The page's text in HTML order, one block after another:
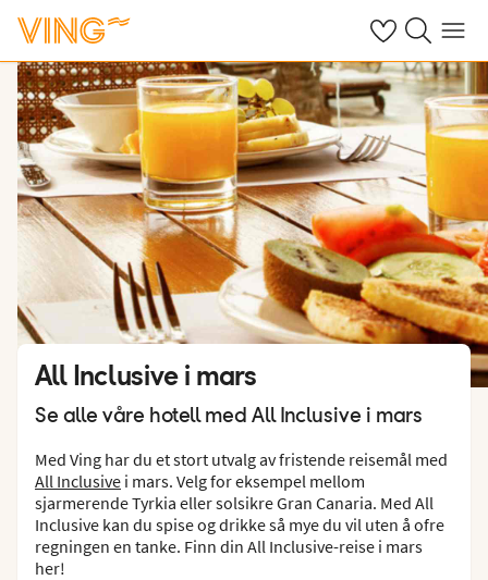
Se dine sparte
Søk påMeny
All Inclusive i mars
Se alle våre hotell med All Inclusive i mars
Med Ving har du et stort utvalg av fristende reisemål med
All Inclusive i mars. Velg for eksempel mellom
sjarmerende Tyrkia eller solsikre Gran Canaria. Med All
Inclusive kan du spise og drikke så mye du vil uten å ofre
regningen en tanke. Finn din All Inclusive-reise i mars
her!